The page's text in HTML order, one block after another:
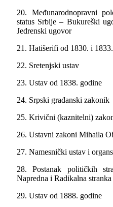
20. Međunarodnopravni
status Srbije – Bukureški
Jedrenski ugovor
21. Hatišerifi od 1830. i
22. Sretenjski ustav
23. Ustav od 1838. godine
24. Srpski građanski zakonik
25. Krivični (kaznitelni)
26. Ustavni zakoni Mihaila
27. Namesnički ustav i
28. Postanak političkih
Napredna i Radikalna stranka
29. Ustav od 1888. godine